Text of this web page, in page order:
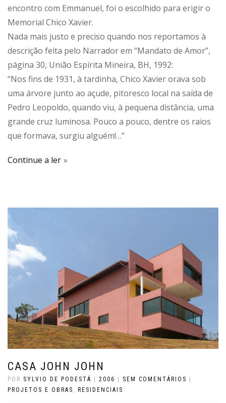
encontro com Emmanuel, foi o escolhido para erigir o
Memorial Chico Xavier.
Nada mais justo e preciso quando nos reportamos à
descrição feita pelo Narrador em “Mandato de Amor”,
página 30, União Espírita Mineira, BH, 1992:
“Nos fins de 1931, à tardinha, Chico Xavier orava sob
uma árvore junto ao açude, pitoresco local na saída de
Pedro Leopoldo, quando viu, à pequena distância, uma
grande cruz luminosa. Pouco a pouco, dentre os raios
que formava, surgiu alguém!…”
Continue a ler
CASA JOHN JOHN
POR SYLVIO DE PODESTÁ | 2006 | SEM COMENTÁRIOS |
PROJETOS E OBRAS
RESIDENCIAIS